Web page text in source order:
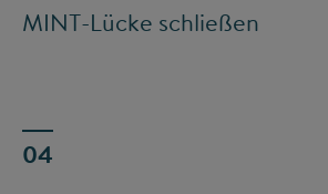
MINT-Lücke schließen